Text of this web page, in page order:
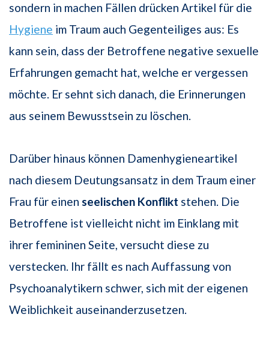
sondern in machen Fällen drücken Artikel für die
Hygiene im Traum auch Gegenteiliges aus: Es
kann sein, dass der Betroffene negative sexuelle
Erfahrungen gemacht hat, welche er vergessen
möchte. Er sehnt sich danach, die Erinnerungen
aus seinem Bewusstsein zu löschen.
Darüber hinaus können Damenhygieneartikel
nach diesem Deutungsansatz in dem Traum einer
Frau für einen seelischen Konflikt stehen. Die
Betroffene ist vielleicht nicht im Einklang mit
ihrer femininen Seite, versucht diese zu
verstecken. Ihr fällt es nach Auffassung von
Psychoanalytikern schwer, sich mit der eigenen
Weiblichkeit auseinanderzusetzen.